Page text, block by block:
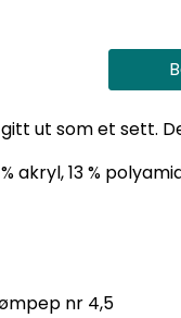
ut som et sett.
akryl, 13 %
nr 4,5